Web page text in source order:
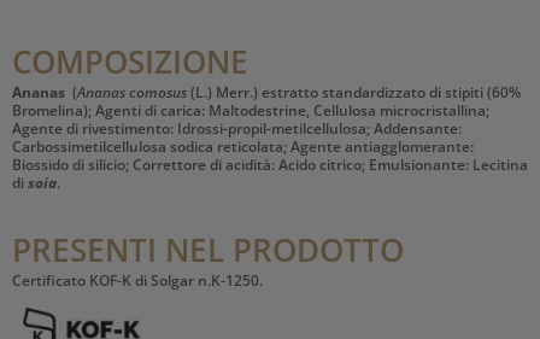
COMPOSIZIONE
Ananas (Ananas comosus(L.) Merr.) estratto standardizzato di stipiti (60%
Bromelina); Agenti di carica: Maltodestrine, Cellulosa microcristallina;
Agente di rivestimento: Idrossi-propil-metilcellulosa; Addensante:
Carbossimetilcellulosa sodica reticolata; Agente antiagglomerante:
Biossido di silicio; Correttore di acidità: Acido citrico; Emulsionante: Lecitina
disoia.
PRESENTI NEL PRODOTTO
Certificato KOF-K di Solgar n.K-1250.